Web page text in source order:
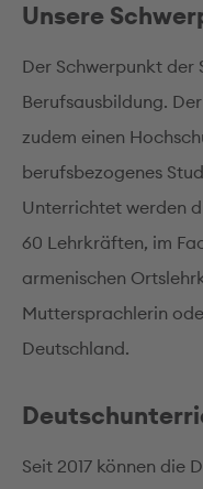
Unsere
Der Schwerpunkt der
Berufsausbildung.
zudem einen
berufsbezogenes
Unterrichtet werden
60 Lehrkräften, im
armenischen
Muttersprachlerin
Deutschland.
Seit 2017 können die